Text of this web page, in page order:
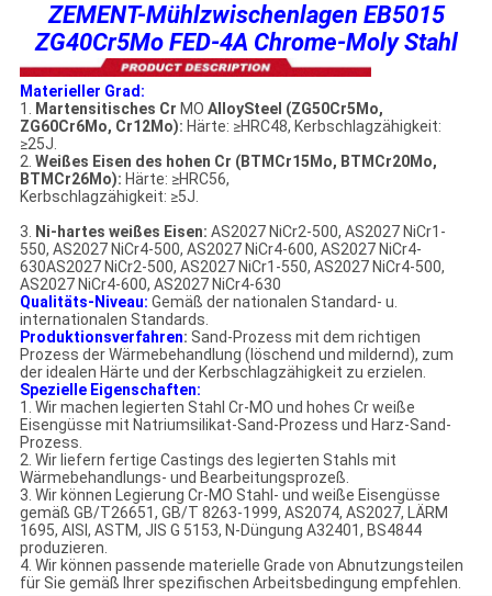
ZEMENT-Mühlzwischenlagen EB5015
ZG40Cr5Mo FED-4A Chrome-Moly Stahl
Materieller Grad:
1. Martensitisches Cr MO AlloySteel (ZG50Cr5Mo,
ZG60Cr6Mo, Cr12Mo): Härte: ≥HRC48, Kerbschlagzähigkeit:
≥25J.
2. Weißes Eisen des hohen Cr (BTMCr15Mo, BTMCr20Mo,
BTMCr26Mo): Härte: ≥HRC56,
Kerbschlagzähigkeit: ≥5J.
3. Ni-hartes weißes Eisen: AS2027 NiCr2-500, AS2027 NiCr1-
550, AS2027 NiCr4-500, AS2027 NiCr4-600, AS2027 NiCr4-
630AS2027 NiCr2-500, AS2027 NiCr1-550, AS2027 NiCr4-500,
AS2027 NiCr4-600, AS2027 NiCr4-630
Qualitäts-Niveau: Gemäß der nationalen Standard- u.
internationalen Standards.
Produktionsverfahren: Sand-Prozess mit dem richtigen
Prozess der Wärmebehandlung (löschend und mildernd), zum
der idealen Härte und der Kerbschlagzähigkeit zu erzielen.
Spezielle Eigenschaften:
1. Wir machen legierten Stahl Cr-MO und hohes Cr weiße
Eisengüsse mit Natriumsilikat-Sand-Prozess und Harz-Sand-
Prozess.
2. Wir liefern fertige Castings des legierten Stahls mit
Wärmebehandlungs- und Bearbeitungsprozeß.
3. Wir können Legierung Cr-MO Stahl- und weiße Eisengüsse
gemäß GB/T26651, GB/T 8263-1999, AS2074, AS2027, LÄRM
1695, AISI, ASTM, JIS G 5153, N-Düngung A32401, BS4844
produzieren.
4. Wir können passende materielle Grade von Abnutzungsteilen
für Sie gemäß Ihrer spezifischen Arbeitsbedingung empfehlen.